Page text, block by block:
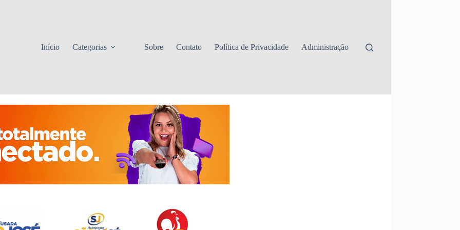
Início
Categorias Sobre Contato Política de Privacidade Administração